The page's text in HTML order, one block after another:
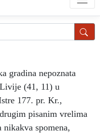
gradina nepoznata
(41, 11) u
177. pr. Kr.,
pisanim vrelima
spomena,